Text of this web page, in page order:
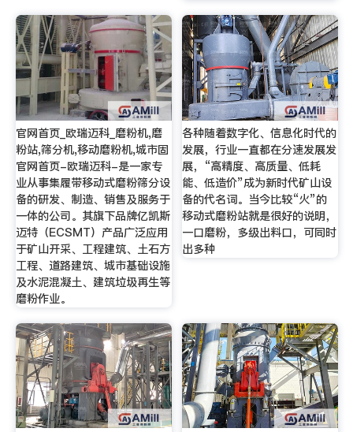
官网首页_欧瑞迈科_磨粉机,磨
粉站,筛分机,移动磨粉机,城市固
官网首页-欧瑞迈科-是一家专
业从事集履带移动式磨粉筛分设
备的研发、制造、销售及服务于
一体的公司。其旗下品牌亿凯斯
迈特（ECSMT）产品广泛应用
于矿山开采、工程建筑、土石方
工程、道路建筑、城市基础设施
及水泥混凝土、建筑垃圾再生等
磨粉作业。
各种随着数字化、信息化时代的
发展，行业一直都在分速发展发
展，“高精度、高质量、低耗
能、低造价”成为新时代矿山设
备的代名词。当今比较“火”的
移动式磨粉站就是很好的说明，
一口磨粉，多级出料口，可同时
出多种